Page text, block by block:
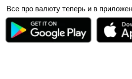
Все про валюту теперь и в